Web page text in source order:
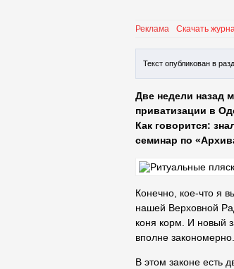
Реклама Скачать
Текст опубликован в
Две недели назад
приватизации в
Как говорится:
семинар по
Конечно, кое-что я
нашей Верховной
коня корм. И новый
вполне закономерно.
В этом законе есть